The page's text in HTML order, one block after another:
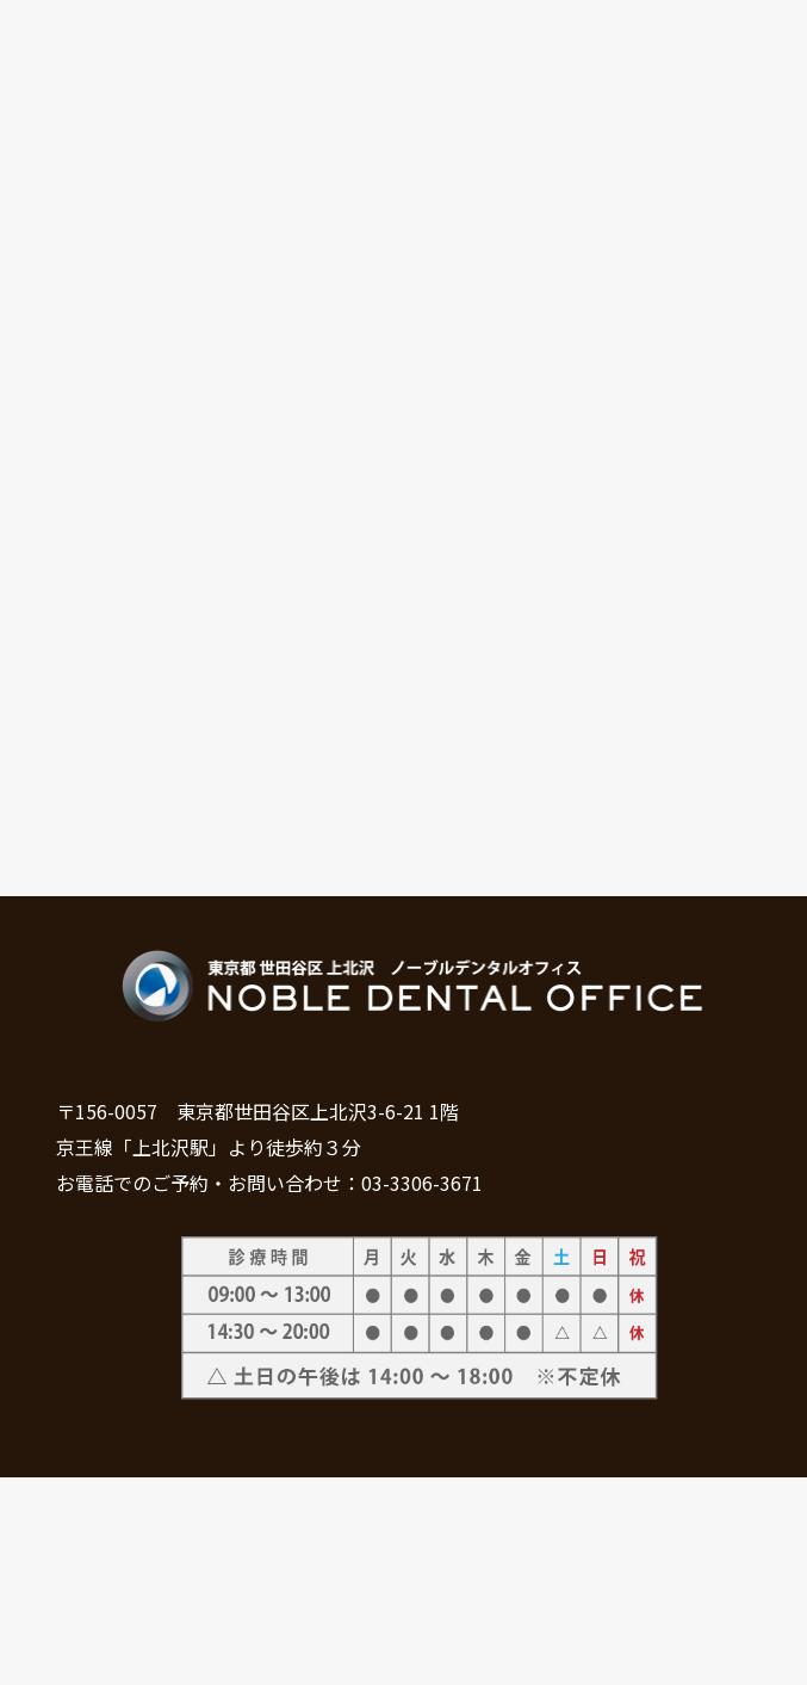
〒156-0057 東京都世田谷区上北沢3-6-21 1階
京王線「上北沢駅」より徒歩約３分
お電話でのご予約・お問い合わせ：03-3306-3671